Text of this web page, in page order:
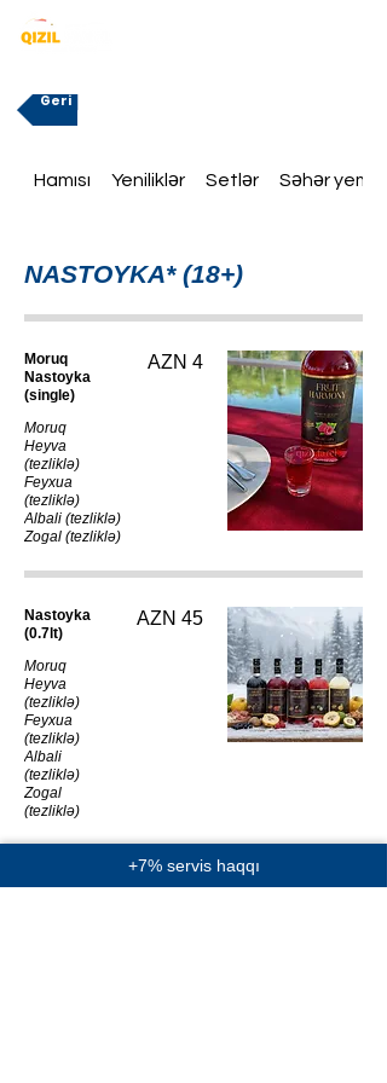
Geri
Hamısı Yeniliklər Setlər Səhər
NASTOYKA* (18+)
Moruq
Nastoyka
(single)
Moruq
Heyva
(tezliklə)
Feyxua
(tezliklə)
Albali (tezliklə)
Zogal (tezliklə)
AZN 4
Nastoyka
(0.7lt)
Moruq
Heyva
(tezliklə)
Feyxua
(tezliklə)
Albali
(tezliklə)
Zogal
(tezliklə)
AZN 45
Nastoyka
AZN 65
+7% servis haqqı